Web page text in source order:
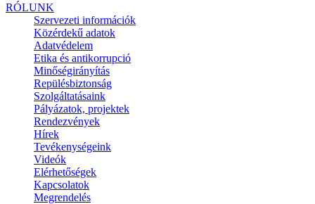
RÓLUNK
Szervezeti információk
Közérdekű adatok
Adatvédelem
Etika és antikorrupció
Minőségirányítás
Repülésbiztonság
Szolgáltatásaink
Pályázatok, projektek
Rendezvények
Hírek
Tevékenységeink
Videók
Elérhetőségek
Kapcsolatok
Megrendelés